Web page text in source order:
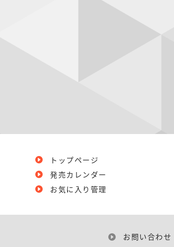
トップページ
発売カレンダー
お気に入り管理
お問い合わせ